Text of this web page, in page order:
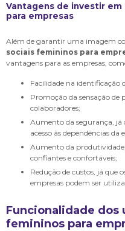
Vantagens de investir em
para empresas
Além de garantir uma imagem
sociais femininos para
vantagens para as empresas,
Facilidade na identificação
Promoção da sensação de pertencimento e união entre os
colaboradores;
Aumento da segurança, já que é possível identificar quem tem
acesso às dependências da
Aumento da produtividade, pois os colaboradores se sentirão mais
confiantes e confortáveis;
Redução de custos, já que os uniformes sociais femininos para
empresas podem ser
Funcionalidade dos
femininos para